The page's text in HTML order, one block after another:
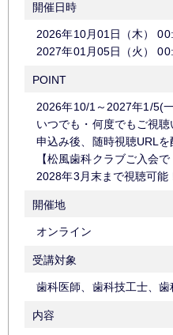
開催日時
2026年10月01日（木）
2027年01月05日（火）
POINT
2026年10/1～2027年1/5(
いつでも・何度でもご視
申込み後、随時視聴URLを
【松風歯科クラブご入会
2028年3月末まで視聴可能
開催地
オンライン
受講対象
歯科医師、歯科技工士、
内容